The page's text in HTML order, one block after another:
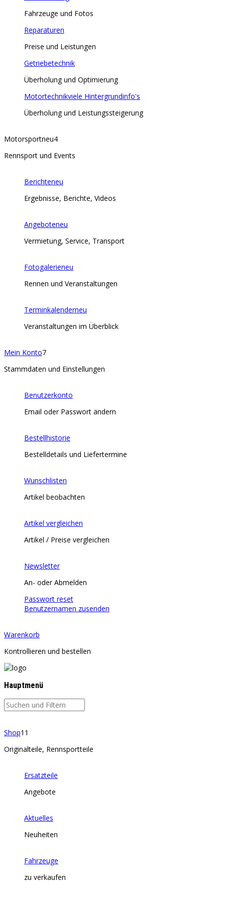
Fahrzeuge und Fotos
Reparaturen
Preise und Leistungen
Getriebetechnik
Überholung und Optimierung
Motortechnikviele Hintergrundinfo's
Überholung und Leistungssteigerung
Motorsportneu4
Rennsport und Events
Berichteneu
Ergebnisse, Berichte, Videos
Angeboteneu
Vermietung, Service, Transport
Fotogalerieneu
Rennen und Veranstaltungen
Terminkalenderneu
Veranstaltungen im Überblick
Mein Konto7
Stammdaten und Einstellungen
Benutzerkonto
Email oder Passwort ändern
Bestellhistorie
Bestelldetails und Liefertermine
Wunschlisten
Artikel beobachten
Artikel vergleichen
Artikel / Preise vergleichen
Newsletter
An- oder Abmelden
Passwort reset
Benutzernamen zusenden
Warenkorb
Kontrollieren und bestellen
Hauptmenü
Shop11
Originalteile, Rennsportteile
Ersatzteile
Angebote
Aktuelles
Neuheiten
Fahrzeuge
zu verkaufen